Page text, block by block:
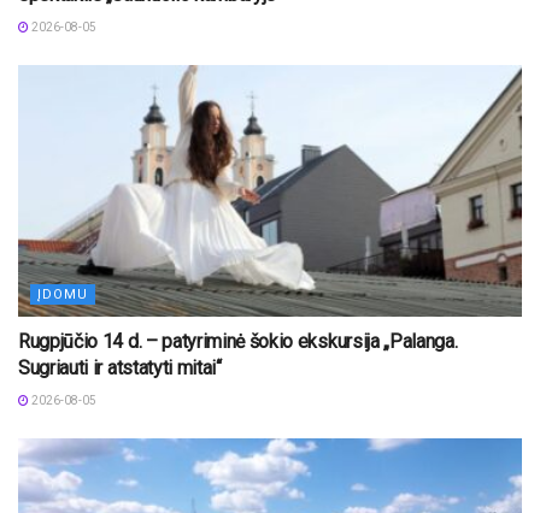
2026-08-05
ĮDOMU
Rugpjūčio 14 d. – patyriminė šokio ekskursija „Palanga.
Sugriauti ir atstatyti mitai“
2026-08-05